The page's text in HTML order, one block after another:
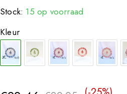
Stock: 15 op voorraad
Kleur